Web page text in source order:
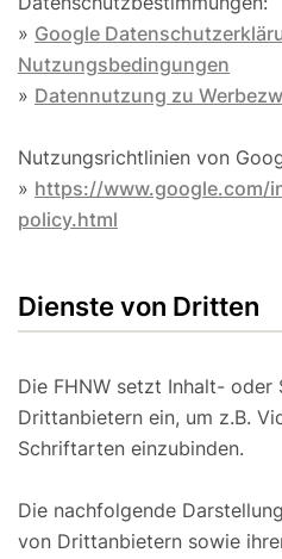
» Google
Nutzungsbedingungen
» Datennutzung zu
Nutzungsrichtlinien von
» https://www.google.com/
policy.html
Dienste von Dritten
Die FHNW setzt Inhalt- oder
Drittanbietern ein, um z.B.
Schriftarten einzubinden.
Die nachfolgende
von Drittanbietern sowie